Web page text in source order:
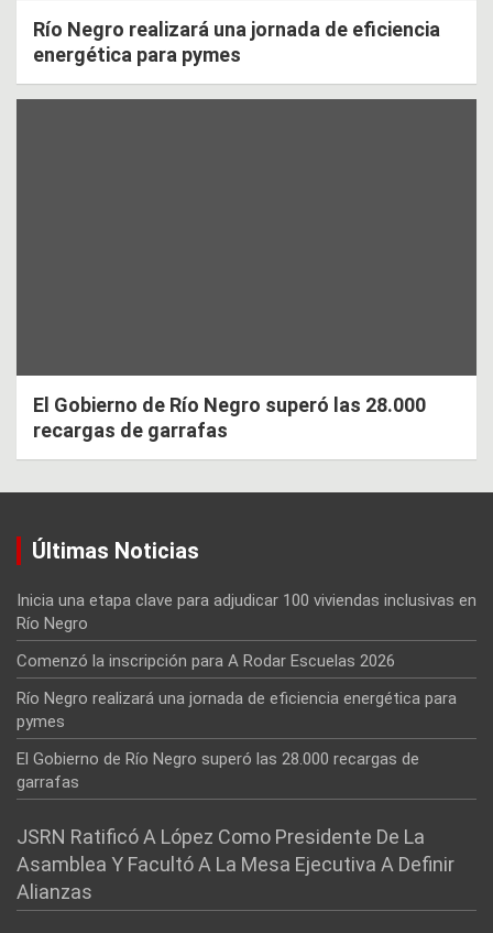
Río Negro realizará una jornada de eficiencia
energética para pymes
El Gobierno de Río Negro superó las 28.000
recargas de garrafas
Últimas Noticias
Inicia una etapa clave para adjudicar 100 viviendas inclusivas en
Río Negro
Comenzó la inscripción para A Rodar Escuelas 2026
Río Negro realizará una jornada de eficiencia energética para
pymes
El Gobierno de Río Negro superó las 28.000 recargas de
garrafas
JSRN Ratificó A López Como Presidente De La
Asamblea Y Facultó A La Mesa Ejecutiva A Definir
Alianzas